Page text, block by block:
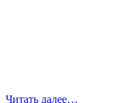
Читать далее…